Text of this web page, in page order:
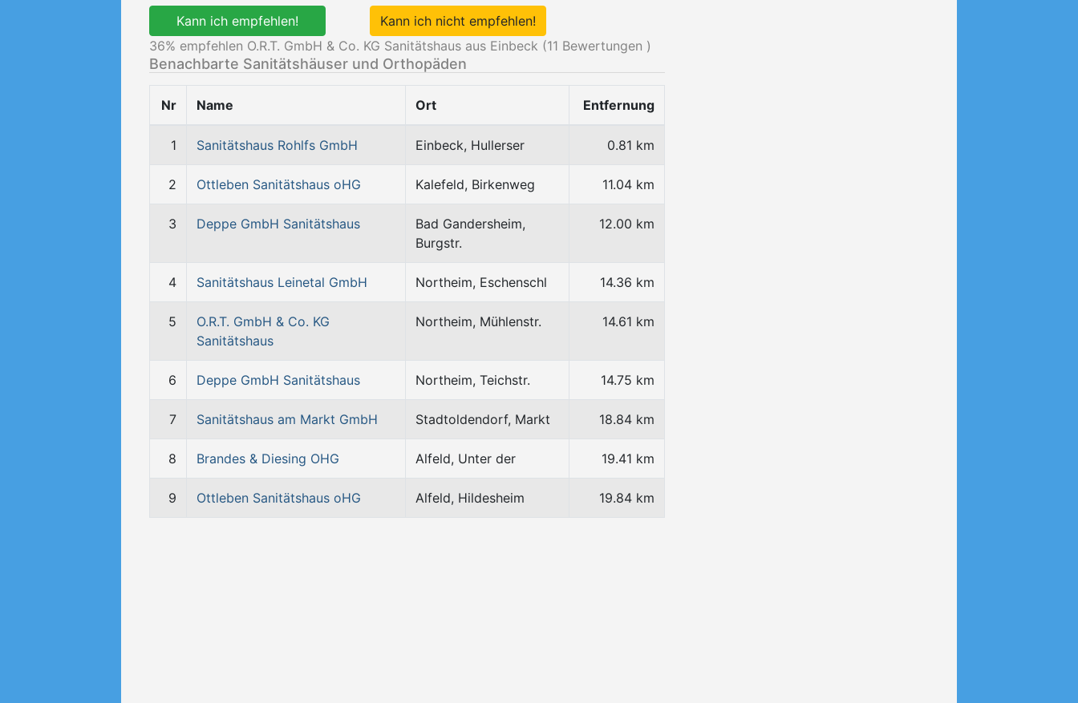
Kann ich empfehlen!
Kann ich nicht empfehlen!
36% empfehlen O.R.T. GmbH & Co. KG Sanitätshaus aus Einbeck (11 Bewertungen )
Benachbarte Sanitätshäuser und Orthopäden
Nr Name Ort Entfernung
1 Sanitätshaus Rohlfs GmbH Einbeck, Hullerser 0.81 km
2 Ottleben Sanitätshaus oHG Kalefeld, Birkenweg 11.04 km
3 Deppe GmbH Sanitätshaus
Bad Gandersheim,
Burgstr.
12.00 km
4 Sanitätshaus Leinetal GmbH Northeim, Eschenschl 14.36 km
5
O.R.T. GmbH & Co. KG
Sanitätshaus
Northeim, Mühlenstr. 14.61 km
6 Deppe GmbH Sanitätshaus Northeim, Teichstr. 14.75 km
7 Sanitätshaus am Markt GmbH Stadtoldendorf, Markt 18.84 km
8 Brandes & Diesing OHG Alfeld, Unter der 19.41 km
9 Ottleben Sanitätshaus oHG Alfeld, Hildesheim 19.84 km